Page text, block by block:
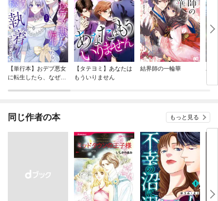
【単行本】おデブ悪女
に転生したら、なぜか
【タテヨミ】あなたは
もういりません
結界師の一輪華
バ
今
同じ作者の本 もっと見る